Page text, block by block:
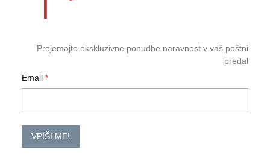
Prejemajte ekskluzivne ponudbe naravnost v vaš poštni
predal
Email
VPIŠI ME!